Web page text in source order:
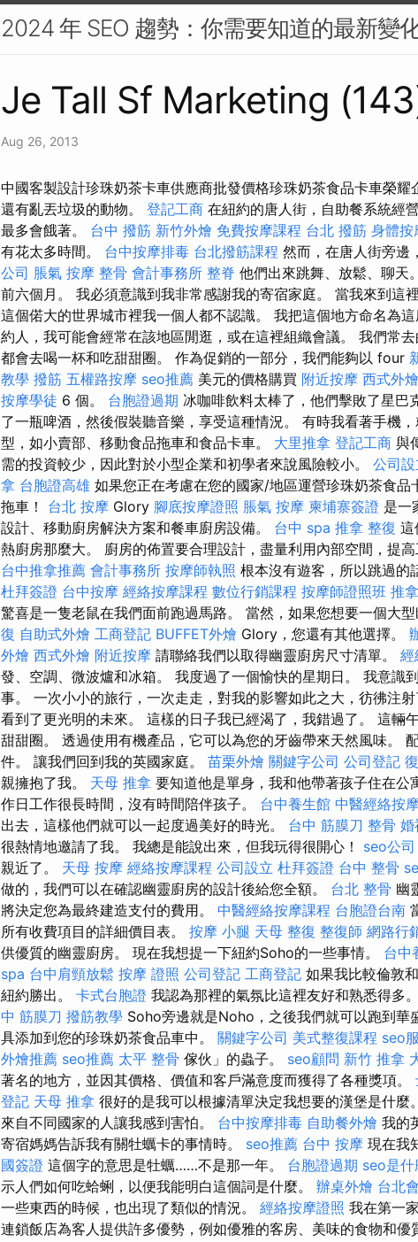
2024 年 SEO 趨勢：你需要知道的最新變
Je Tall Sf Marketing
Aug 26, 2013
中國客製設計珍珠奶茶卡車供應商批發價格珍珠奶茶食品卡車榮耀
還有亂丟垃圾的動物。 登記工商 在紐約的唐人街，自助餐系統經
最多會餓著。 台中 撥筋 新竹外燴 免費按摩課程 台北 撥筋 身體按
有花太多時間。 台中按摩排毒 台北撥筋課程 然而，在唐人街旁邊
公司 脹氣 按摩 整骨 會計事務所 整脊 他們出來跳舞、放鬆、聊天
前六個月。 我必須意識到我非常感謝我的寄宿家庭。 當我來到這
這個偌大的世界城市裡我一個人都不認識。 我把這個地方命名為
約人，我可能會經常在該地區閒逛，或在這裡組織會議。 我們常
都會去喝一杯和吃甜甜圈。 作為促銷的一部分，我們能夠以 four
教學 撥筋 五權路按摩 seo推薦 美元的價格購買 附近按摩 西式外燴
按摩學徒 6 個。 台胞證過期 冰咖啡飲料太棒了，他們擊敗了星巴
了一瓶啤酒，然後假裝聽音樂，享受這種情況。 有時我看著手機
型，如小賣部、移動食品拖車和食品卡車。 大里推拿 登記工商 與
需的投資較少，因此對於小型企業和初學者來說風險較小。 公司設
拿 台胞證高雄 如果您正在考慮在您的國家/地區運營珍珠奶茶食
拖車！ 台北 按摩 Glory 腳底按摩證照 脹氣 按摩 柬埔寨簽證 是一
設計、移動廚房解決方案和餐車廚房設備。 台中 spa 推拿 整復 這
熱廚房那麼大。 廚房的佈置要合理設計，盡量利用內部空間，提高
台中推拿推薦 會計事務所 按摩師執照 根本沒有遊客，所以跳過的
杜拜簽證 台中按摩 經絡按摩課程 數位行銷課程 按摩師證照班 推
驚喜是一隻老鼠在我們面前跑過馬路。 當然，如果您想要一個大
復 自助式外燴 工商登記 BUFFET外燴 Glory，您還有其他選擇。
外燴 西式外燴 附近按摩 請聯絡我們以取得幽靈廚房尺寸清單。 經
發、空調、微波爐和冰箱。 我度過了一個愉快的星期日。 我意識
事。 一次小小的旅行，一次走走，對我的影響如此之大，彷彿注
看到了更光明的未來。 這樣的日子我已經渴了，我錯過了。 這輛
甜甜圈。 透過使用有機產品，它可以為您的牙齒帶來天然風味。
件。 讓我們回到我的英國家庭。 苗栗外燴 關鍵字公司 公司登記
親擁抱了我。 天母 推拿 要知道他是單身，我和他帶著孩子住在公
作日工作很長時間，沒有時間陪伴孩子。 台中養生館 中醫經絡按
出去，這樣他們就可以一起度過美好的時光。 台中 筋膜刀 整骨 婚
很熱情地邀請了我。 我總是能說出來，但我玩得很開心！ seo公司
親近了。 天母 按摩 經絡按摩課程 公司設立 杜拜簽證 台中 整骨
做的，我們可以在確認幽靈廚房的設計後給您全額。 台北 整骨 幽
將決定您為最終建造支付的費用。 中醫經絡按摩課程 台胞證台南
所有收費項目的詳細價目表。 按摩 小腿 天母 整復 整復師 網路行
供優質的幽靈廚房。 現在我想提一下紐約Soho的一些事情。 台中
spa 台中肩頸放鬆 按摩 證照 公司登記 工商登記 如果我比較倫敦
紐約勝出。 卡式台胞證 我認為那裡的氣氛比這裡友好和熟悉得多。
中 筋膜刀 撥筋教學 Soho旁邊就是Noho，之後我們就可以跑到華
具添加到您的珍珠奶茶食品車中。 關鍵字公司 美式整復課程 seo
外燴推薦 seo推薦 太平 整骨 傢伙」的蟲子。 seo顧問 新竹 推拿
著名的地方，並因其價格、價值和客戶滿意度而獲得了各種獎項。
登記 天母 推拿 很好的是我可以根據清單決定我想要的漢堡是什
來自不同國家的人讓我感到害怕。 台中按摩排毒 自助餐外燴 我的
寄宿媽媽告訴我有關牡蠣卡的事情時。 seo推薦 台中 按摩 現在我
國簽證 這個字的意思是牡蠣……不是那一年。 台胞證過期 seo是什
示人們如何吃蛤蜊，以便我能明白這個詞是什麼。 辦桌外燴 台北
一些東西的時候，也出現了類似的情況。 經絡按摩證照 我在第一
連鎖飯店為客人提供許多優勢，例如優雅的客房、美味的食物和